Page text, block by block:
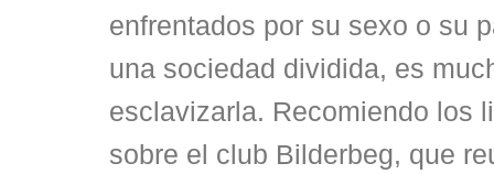
enfrentados por su sexo o su
una sociedad dividida, es
esclavizarla. Recomiendo los
sobre el club Bilderbeg, que